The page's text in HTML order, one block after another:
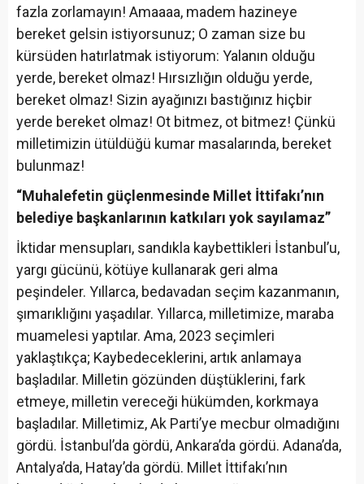
fazla zorlamayın! Amaaaa, madem hazineye
bereket gelsin istiyorsunuz; O zaman size bu
kürsüden hatırlatmak istiyorum: Yalanın olduğu
yerde, bereket olmaz! Hırsızlığın olduğu yerde,
bereket olmaz! Sizin ayağınızı bastığınız hiçbir
yerde bereket olmaz! Ot bitmez, ot bitmez! Çünkü
milletimizin ütüldüğü kumar masalarında, bereket
bulunmaz!
“Muhalefetin güçlenmesinde Millet İttifakı’nın
belediye başkanlarının katkıları yok sayılamaz”
İktidar mensupları, sandıkla kaybettikleri İstanbul’u,
yargı gücünü, kötüye kullanarak geri alma
peşindeler. Yıllarca, bedavadan seçim kazanmanın,
şımarıklığını yaşadılar. Yıllarca, milletimize, maraba
muamelesi yaptılar. Ama, 2023 seçimleri
yaklaştıkça; Kaybedeceklerini, artık anlamaya
başladılar. Milletin gözünden düştüklerini, fark
etmeye, milletin vereceği hükümden, korkmaya
başladılar. Milletimiz, Ak Parti’ye mecbur olmadığını
gördü. İstanbul’da gördü, Ankara’da gördü. Adana’da,
Antalya’da, Hatay’da gördü. Millet İttifakı’nın